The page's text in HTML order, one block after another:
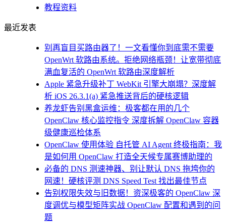
教程资料
最近发表
别再盲目买路由器了！一文看懂你到底需不需要
OpenWrt 软路由系统。拒绝网络瓶颈！让宽带彻底
满血复活的 OpenWrt 软路由深度解析
Apple 紧急升级补丁 WebKit 引擎大崩塌？深度解
析 iOS 26.3.1(a) 紧急推送背后的硬核逻辑
养龙虾告别黑盒运维：极客都在用的几个
OpenClaw 核心监控指令 深度拆解 OpenClaw 容器
级健康巡检体系
OpenClaw 使用体验 自托管 AI Agent 终极指南：我
是如何用 OpenClaw 打造全天候专属赛博助理的
必备的 DNS 测速神器、别让默认 DNS 拖垮你的
网速！硬核评测 DNS Speed Test 找出最佳节点
告别权限失效与旧数据！资深极客的 OpenClaw 深
度调优与模型矩阵实战 OpenClaw 配置和遇到的问
题